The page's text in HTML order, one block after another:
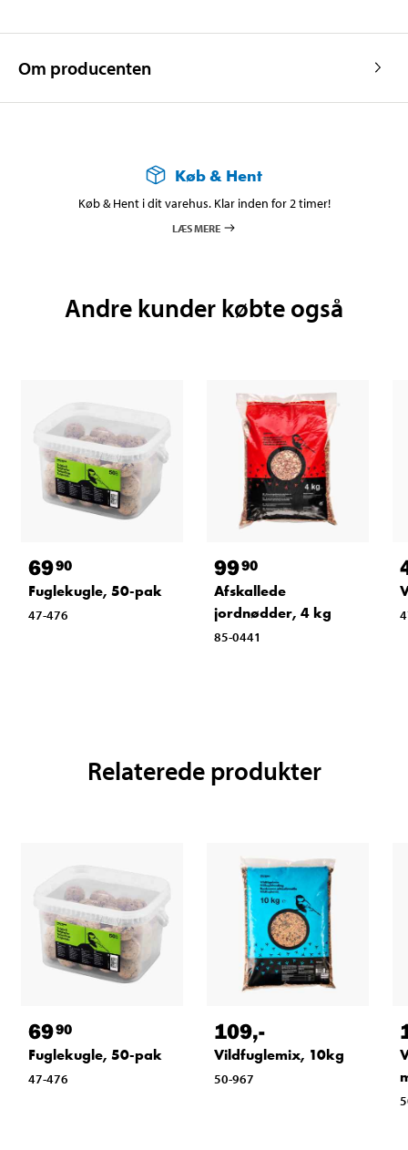
Om producenten
Køb & Hent
Køb & Hent i dit varehus. Klar inden for 2 timer!
LÆS MERE
Andre kunder købte også
6990
Fuglekugle, 50-pak
47-476
9990
Afskallede
jordnødder, 4 kg
85-0441
Relaterede produkter
6990
Fuglekugle, 50-pak
47-476
109,-
Vildfuglemix, 10kg
50-967